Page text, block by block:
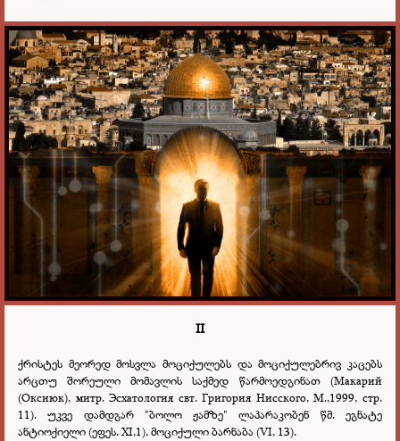
II
ქრისტეს მეორედ მოსვლა მოციქულებს და მოციქულებრივ კაცებს
არცთუ შორეული მომავლის საქმედ წარმოედგინათ (Макарий
(Оксиюк), митр. Эсхатология свт. Григория Нисского, М.,1999, стр.
11). უკვე დამდგარ "ბოლო ჟამზე" ლაპარაკობენ წმ. ეგნატე
ანტიოქიელი (ეფეს. ХI,1), მოციქული ბარნაბა (VI, 13).